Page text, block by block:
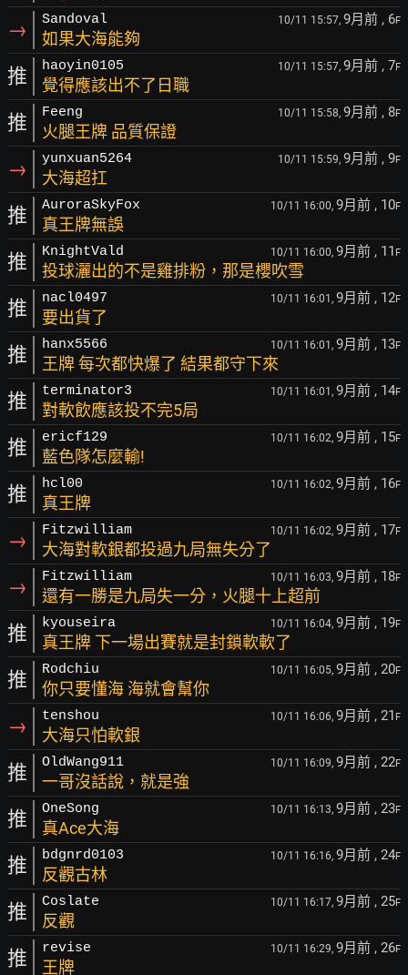
→ Sandoval 10/11 15:57, 9月前 , 6F
如果大海能夠
推 haoyin0105 10/11 15:57, 9月前 , 7F
覺得應該出不了日職
推 Feeng 10/11 15:58, 9月前 , 8F
火腿王牌 品質保證
→ yunxuan5264 10/11 15:59, 9月前 , 9F
大海超扛
推 AuroraSkyFox 10/11 16:00, 9月前 , 10F
真王牌無誤
推 KnightVald 10/11 16:00, 9月前 , 11 F
投球灑出的不是雞排粉，那是櫻吹雪
推 nacl0497 10/11 16:01, 9月前 , 12F
要出貨了
推 hanx5566 10/11 16:01, 9月前 , 13F
王牌 每次都快爆了 結果都守下來
推 terminator3 10/11 16:01, 9月前 , 14F
對軟飲應該投不完5局
推 ericf129 10/11 16:02, 9月前 , 15F
藍色隊怎麼輸!
推 hcl00 10/11 16:02, 9月前 , 16F
真王牌
→ Fitzwilliam 10/11 16:02, 9月前 , 17F
大海對軟銀都投過九局無失分了
→ Fitzwilliam 10/11 16:03, 9月前 , 18F
還有一勝是九局失一分，火腿十上超前
推 kyouseira 10/11 16:04, 9月前 , 19F
真王牌 下一場出賽就是封鎖軟軟了
推 Rodchiu 10/11 16:05, 9月前 , 20F
你只要懂海 海就會幫你
→ tenshou 10/11 16:06, 9月前 , 21 F
大海只怕軟銀
推 OldWang911 10/11 16:09, 9月前 , 22F
一哥沒話說，就是強
推 OneSong 10/11 16:13, 9月前 , 23F
真Ace大海
推 bdgnrd0103 10/11 16:16, 9月前 , 24F
反觀古林
推 Coslate 10/11 16:17, 9月前 , 25F
反觀
推 revise 10/11 16:29, 9月前 , 26F
王牌